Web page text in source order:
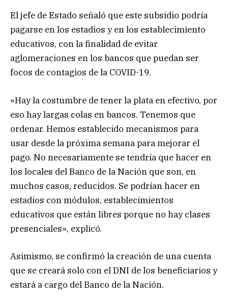
El jefe de Estado señaló que este subsidio podría
pagarse en los estadios y en los establecimiento
educativos, con la finalidad de evitar
aglomeraciones en los bancos que puedan ser
focos de contagios de la COVID-19.
«Hay la costumbre de tener la plata en efectivo, por
eso hay largas colas en bancos. Tenemos que
ordenar. Hemos establecido mecanismos para
usar desde la próxima semana para mejorar el
pago. No necesariamente se tendría que hacer en
los locales del Banco de la Nación que son, en
muchos casos, reducidos. Se podrían hacer en
estadios con módulos, establecimientos
educativos que están libres porque no hay clases
presenciales», explicó.
Asimismo, se confirmó la creación de una cuenta
que se creará solo con el DNI de los beneficiarios y
estará a cargo del Banco de la Nación.